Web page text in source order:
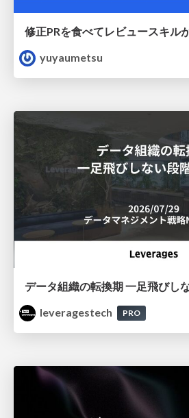
yuyaumetsu
データ組織の転換期 一足飛びし
leveragestech
PRO